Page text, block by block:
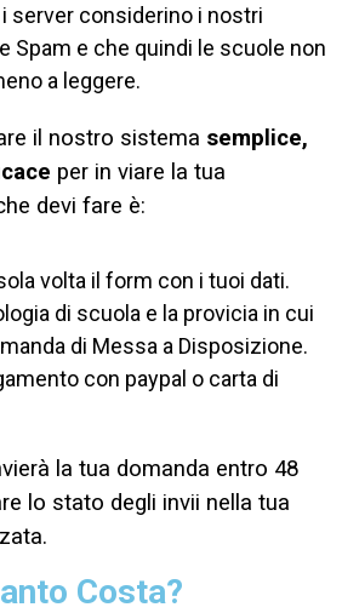
server considerino i nostri
Spam e che quindi le scuole non
a leggere.
il nostro sistema semplice,
per in viare la tua
devi fare è:
volta il form con i tuoi dati.
di scuola e la provicia in cui
di Messa a Disposizione.
con paypal o carta di
la tua domanda entro 48
lo stato degli invii nella tua
Costa?